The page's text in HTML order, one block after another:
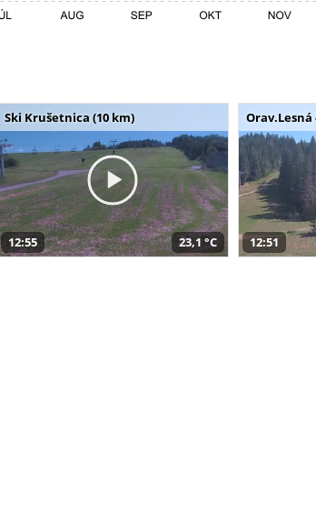
Ski Krušetnica (10 km)
12:55 23,1 °C
Orav.Lesná
12:51